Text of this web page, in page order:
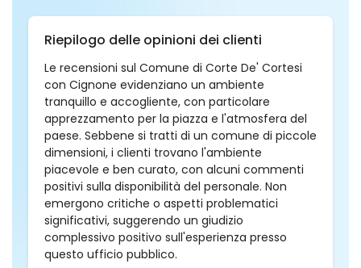
Riepilogo delle opinioni dei clienti
Le recensioni sul Comune di Corte De' Cortesi
con Cignone evidenziano un ambiente
tranquillo e accogliente, con particolare
apprezzamento per la piazza e l'atmosfera del
paese. Sebbene si tratti di un comune di piccole
dimensioni, i clienti trovano l'ambiente
piacevole e ben curato, con alcuni commenti
positivi sulla disponibilità del personale. Non
emergono critiche o aspetti problematici
significativi, suggerendo un giudizio
complessivo positivo sull'esperienza presso
questo ufficio pubblico.